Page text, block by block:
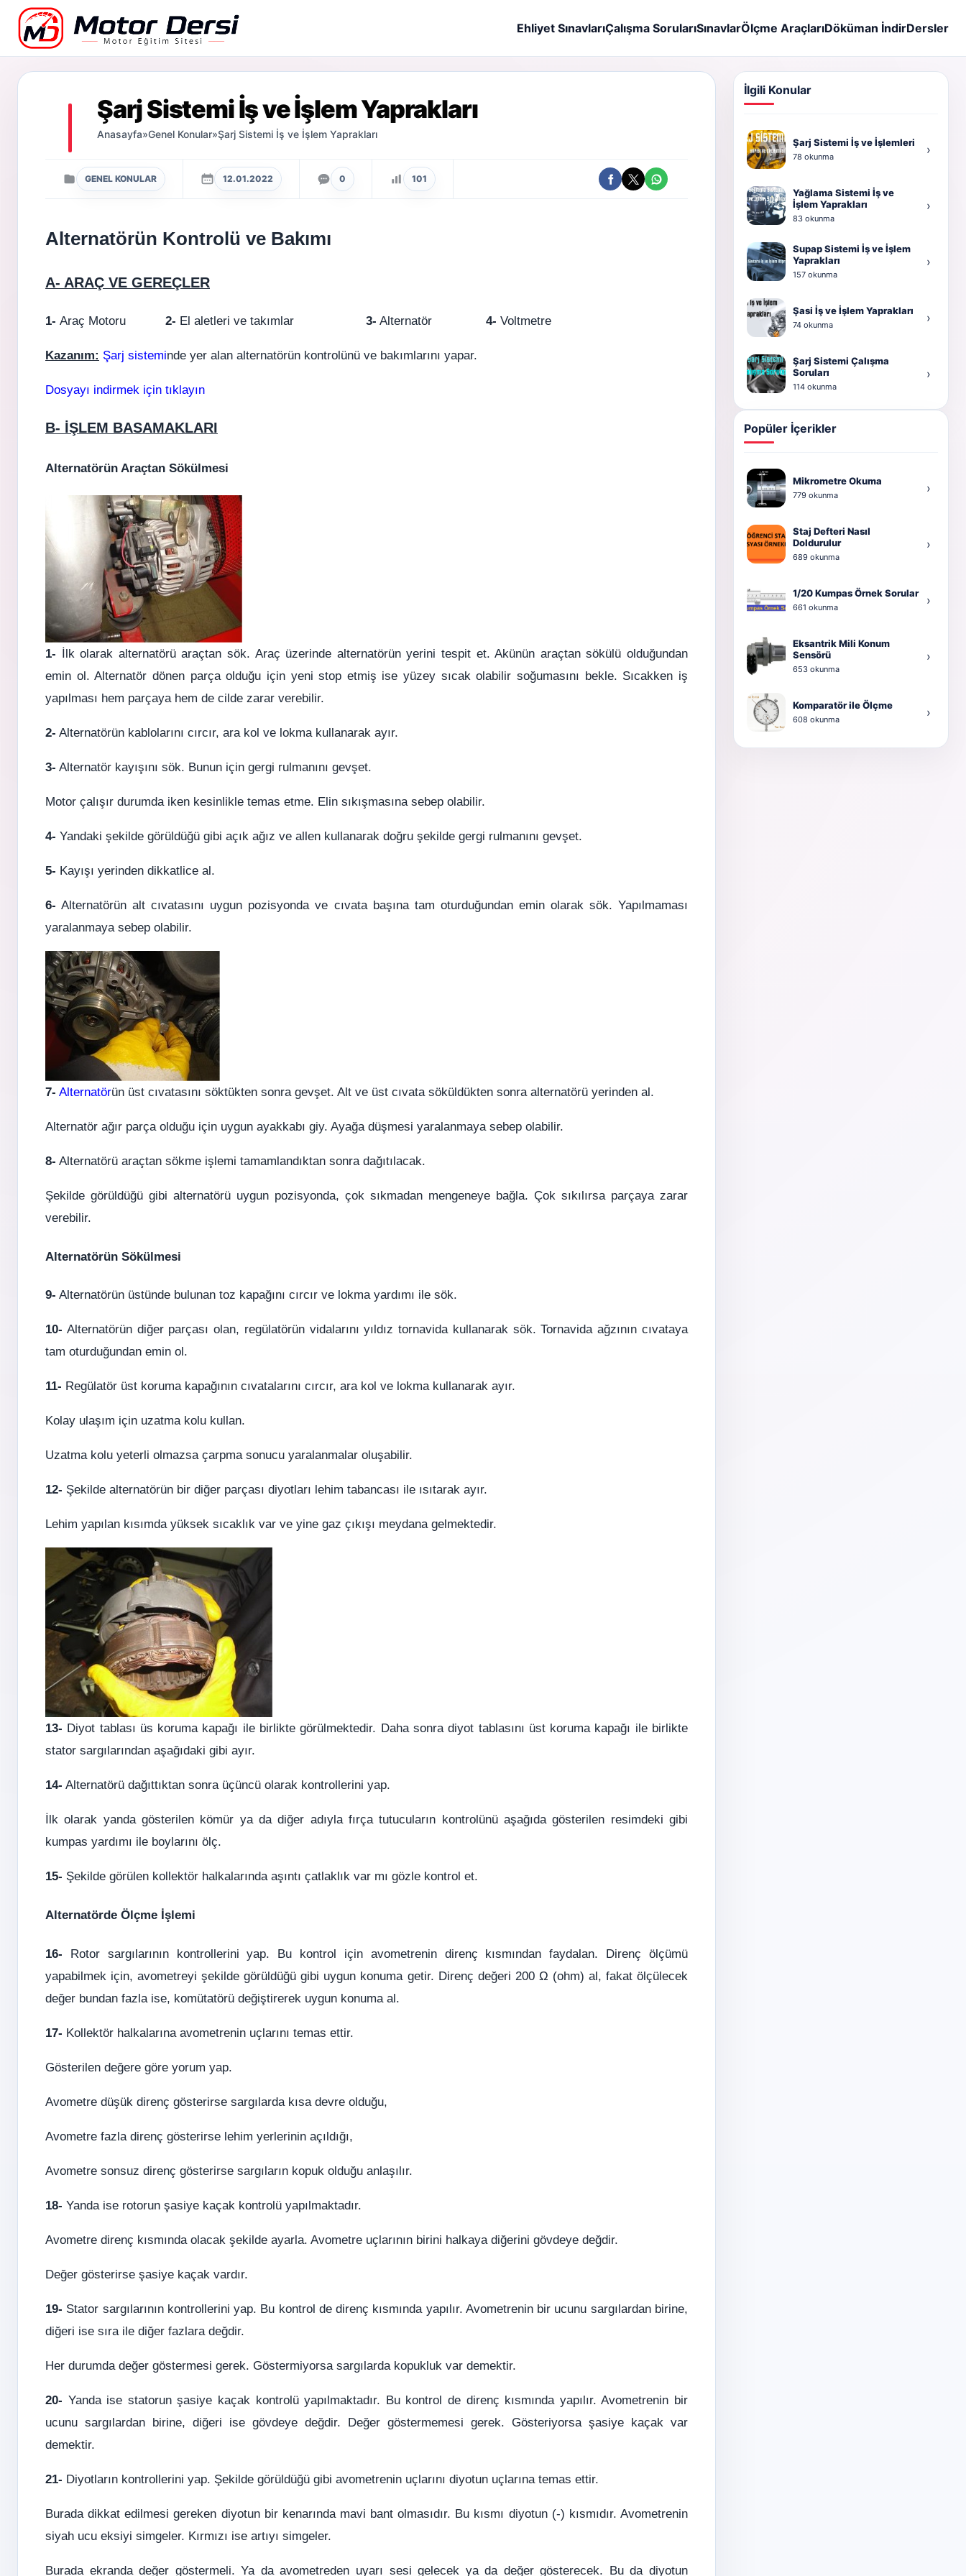
Motor Dersi
Ehliyet SınavlarıÇalışma SorularıSınavlarÖlçme AraçlarıDöküman İndirDersler
Şarj Sistemi İş ve İşlem Yaprakları
Anasayfa»Genel Konular»Şarj Sistemi İş ve İşlem Yaprakları
GENEL KONULAR 12.01.2022 0 101
Alternatörün Kontrolü ve Bakımı
A- ARAÇ VE GEREÇLER
1- Araç Motoru 2- El aletleri ve takımlar 3- Alternatör 4- Voltmetre
Kazanım: Şarj sisteminde yer alan alternatörün kontrolünü ve bakımlarını yapar.
Dosyayı indirmek için tıklayın
B- İŞLEM BASAMAKLARI
Alternatörün Araçtan Sökülmesi
1- İlk olarak alternatörü araçtan sök. Araç üzerinde alternatörün yerini tespit et. Akünün araçtan sökülü olduğundan
emin ol. Alternatör dönen parça olduğu için yeni stop etmiş ise yüzey sıcak olabilir soğumasını bekle. Sıcakken iş
yapılması hem parçaya hem de cilde zarar verebilir.
2- Alternatörün kablolarını cırcır, ara kol ve lokma kullanarak ayır.
3- Alternatör kayışını sök. Bunun için gergi rulmanını gevşet.
Motor çalışır durumda iken kesinlikle temas etme. Elin sıkışmasına sebep olabilir.
4- Yandaki şekilde görüldüğü gibi açık ağız ve allen kullanarak doğru şekilde gergi rulmanını gevşet.
5- Kayışı yerinden dikkatlice al.
6- Alternatörün alt cıvatasını uygun pozisyonda ve cıvata başına tam oturduğundan emin olarak sök. Yapılmaması
yaralanmaya sebep olabilir.
7- Alternatörün üst cıvatasını söktükten sonra gevşet. Alt ve üst cıvata söküldükten sonra alternatörü yerinden al.
Alternatör ağır parça olduğu için uygun ayakkabı giy. Ayağa düşmesi yaralanmaya sebep olabilir.
8- Alternatörü araçtan sökme işlemi tamamlandıktan sonra dağıtılacak.
Şekilde görüldüğü gibi alternatörü uygun pozisyonda, çok sıkmadan mengeneye bağla. Çok sıkılırsa parçaya zarar
verebilir.
Alternatörün Sökülmesi
9- Alternatörün üstünde bulunan toz kapağını cırcır ve lokma yardımı ile sök.
10- Alternatörün diğer parçası olan, regülatörün vidalarını yıldız tornavida kullanarak sök. Tornavida ağzının cıvataya
tam oturduğundan emin ol.
11- Regülatör üst koruma kapağının cıvatalarını cırcır, ara kol ve lokma kullanarak ayır.
Kolay ulaşım için uzatma kolu kullan.
Uzatma kolu yeterli olmazsa çarpma sonucu yaralanmalar oluşabilir.
12- Şekilde alternatörün bir diğer parçası diyotları lehim tabancası ile ısıtarak ayır.
Lehim yapılan kısımda yüksek sıcaklık var ve yine gaz çıkışı meydana gelmektedir.
13- Diyot tablası üs koruma kapağı ile birlikte görülmektedir. Daha sonra diyot tablasını üst koruma kapağı ile birlikte
stator sargılarından aşağıdaki gibi ayır.
14- Alternatörü dağıttıktan sonra üçüncü olarak kontrollerini yap.
İlk olarak yanda gösterilen kömür ya da diğer adıyla fırça tutucuların kontrolünü aşağıda gösterilen resimdeki gibi
kumpas yardımı ile boylarını ölç.
15- Şekilde görülen kollektör halkalarında aşıntı çatlaklık var mı gözle kontrol et.
Alternatörde Ölçme İşlemi
16- Rotor sargılarının kontrollerini yap. Bu kontrol için avometrenin direnç kısmından faydalan. Direnç ölçümü
yapabilmek için, avometreyi şekilde görüldüğü gibi uygun konuma getir. Direnç değeri 200 Ω (ohm) al, fakat ölçülecek
değer bundan fazla ise, komütatörü değiştirerek uygun konuma al.
17- Kollektör halkalarına avometrenin uçlarını temas ettir.
Gösterilen değere göre yorum yap.
Avometre düşük direnç gösterirse sargılarda kısa devre olduğu,
Avometre fazla direnç gösterirse lehim yerlerinin açıldığı,
Avometre sonsuz direnç gösterirse sargıların kopuk olduğu anlaşılır.
18- Yanda ise rotorun şasiye kaçak kontrolü yapılmaktadır.
Avometre direnç kısmında olacak şekilde ayarla. Avometre uçlarının birini halkaya diğerini gövdeye değdir.
Değer gösterirse şasiye kaçak vardır.
19- Stator sargılarının kontrollerini yap. Bu kontrol de direnç kısmında yapılır. Avometrenin bir ucunu sargılardan birine,
diğeri ise sıra ile diğer fazlara değdir.
Her durumda değer göstermesi gerek. Göstermiyorsa sargılarda kopukluk var demektir.
20- Yanda ise statorun şasiye kaçak kontrolü yapılmaktadır. Bu kontrol de direnç kısmında yapılır. Avometrenin bir
ucunu sargılardan birine, diğeri ise gövdeye değdir. Değer göstermemesi gerek. Gösteriyorsa şasiye kaçak var
demektir.
21- Diyotların kontrollerini yap. Şekilde görüldüğü gibi avometrenin uçlarını diyotun uçlarına temas ettir.
Burada dikkat edilmesi gereken diyotun bir kenarında mavi bant olmasıdır. Bu kısmı diyotun (-) kısmıdır. Avometrenin
siyah ucu eksiyi simgeler. Kırmızı ise artıyı simgeler.
Burada ekranda değer göstermeli. Ya da avometreden uyarı sesi gelecek ya da değer gösterecek. Bu da diyotun
İlgili Konular
Şarj Sistemi İş ve İşlemleri
78 okunma ›
Yağlama Sistemi İş ve
İşlem Yaprakları
83 okunma
›
Supap Sistemi İş ve İşlem
Yaprakları
157 okunma
›
Şasi İş ve İşlem Yaprakları
74 okunma ›
Şarj Sistemi Çalışma
Soruları
114 okunma
›
Popüler İçerikler
Mikrometre Okuma
779 okunma ›
Staj Defteri Nasıl
Doldurulur
689 okunma
›
1/20 Kumpas Örnek Sorular
661 okunma ›
Eksantrik Mili Konum
Sensörü
653 okunma
›
Komparatör ile Ölçme
608 okunma ›